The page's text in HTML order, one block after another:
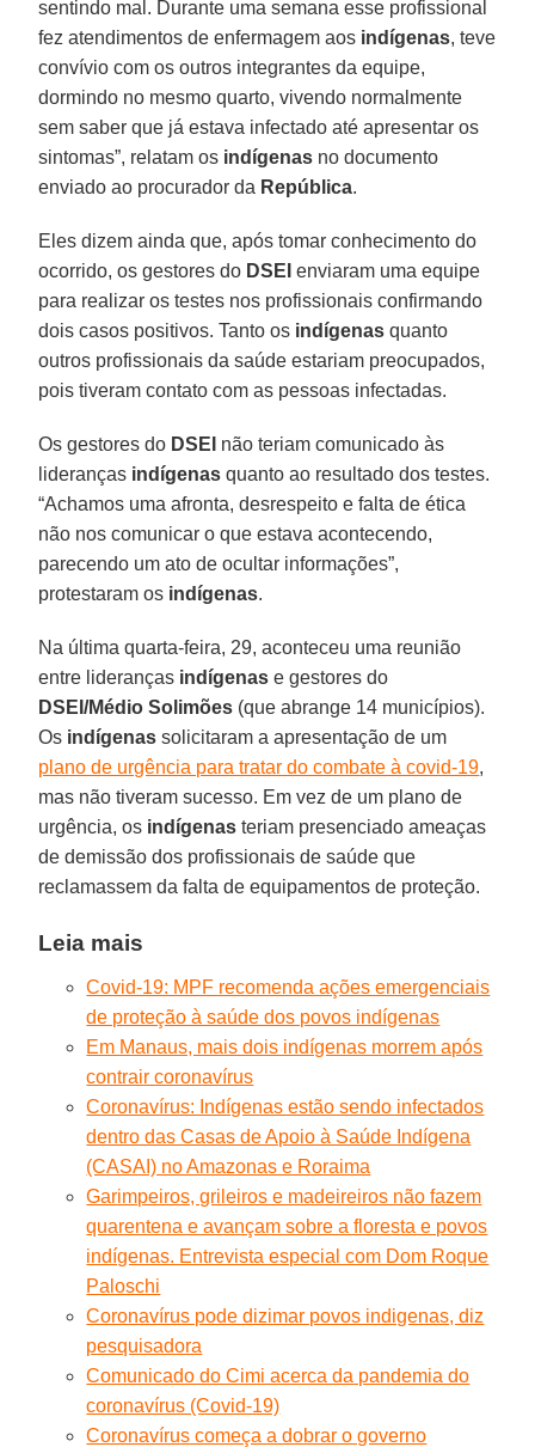
sentindo mal. Durante uma semana esse profissional
fez atendimentos de enfermagem aos indígenas, teve
convívio com os outros integrantes da equipe,
dormindo no mesmo quarto, vivendo normalmente
sem saber que já estava infectado até apresentar os
sintomas”, relatam os indígenas no documento
enviado ao procurador da República.
Eles dizem ainda que, após tomar conhecimento do
ocorrido, os gestores do DSEI enviaram uma equipe
para realizar os testes nos profissionais confirmando
dois casos positivos. Tanto os indígenas quanto
outros profissionais da saúde estariam preocupados,
pois tiveram contato com as pessoas infectadas.
Os gestores do DSEI não teriam comunicado às
lideranças indígenas quanto ao resultado dos testes.
“Achamos uma afronta, desrespeito e falta de ética
não nos comunicar o que estava acontecendo,
parecendo um ato de ocultar informações”,
protestaram os indígenas.
Na última quarta-feira, 29, aconteceu uma reunião
entre lideranças indígenas e gestores do
DSEI/Médio Solimões (que abrange 14 municípios).
Os indígenas solicitaram a apresentação de um
plano de urgência para tratar do combate à covid-19,
mas não tiveram sucesso. Em vez de um plano de
urgência, os indígenas teriam presenciado ameaças
de demissão dos profissionais de saúde que
reclamassem da falta de equipamentos de proteção.
Leia mais
Covid-19: MPF recomenda ações emergenciais
de proteção à saúde dos povos indígenas
Em Manaus, mais dois indígenas morrem após
contrair coronavírus
Coronavírus: Indígenas estão sendo infectados
dentro das Casas de Apoio à Saúde Indígena
(CASAI) no Amazonas e Roraima
Garimpeiros, grileiros e madeireiros não fazem
quarentena e avançam sobre a floresta e povos
indígenas. Entrevista especial com Dom Roque
Paloschi
Coronavírus pode dizimar povos indigenas, diz
pesquisadora
Comunicado do Cimi acerca da pandemia do
coronavírus (Covid-19)
Coronavírus começa a dobrar o governo